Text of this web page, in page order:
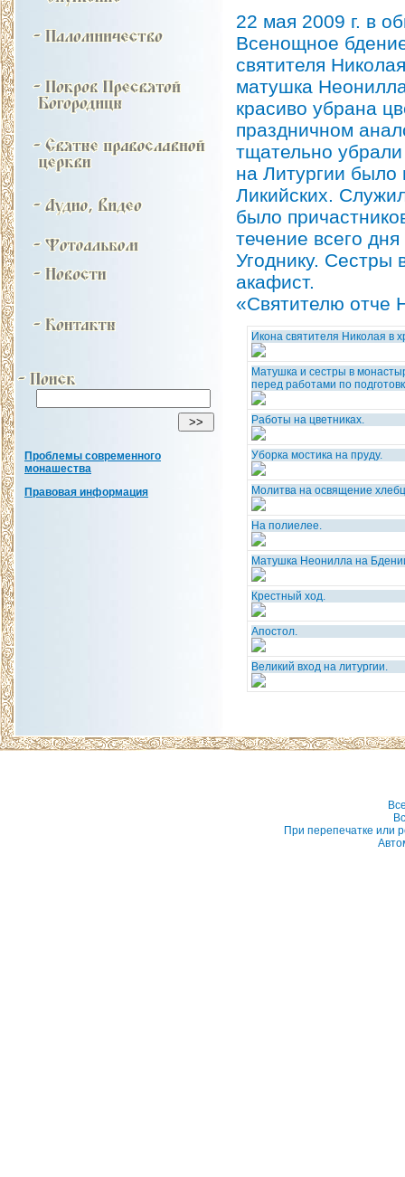
Проблемы современного
монашества
Правовая информация
22 мая 2009 г. в
Всенощное
святителя
матушка
красиво убрана
праздничном
тщательно
на Литургии
Ликийских.
было
течение всего
Угоднику. Сестры
акафист.
«Святителю отче
Икона святителя Николая в
Матушка и сестры в
перед работами по
Работы на цветниках.
Уборка мостика на пруду.
Молитва на освящение
На полиелее.
Матушка Неонилла на
Крестный ход.
Апостол.
Великий вход на литургии.
При перепечатке или